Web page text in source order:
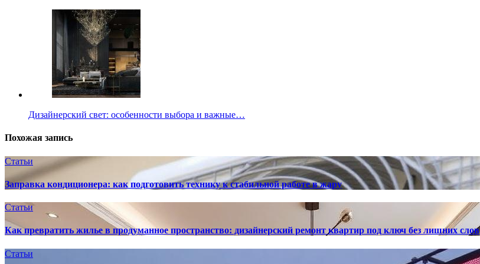
Дизайнерский свет: особенности выбора и важные…
Похожая запись
Статьи
Заправка кондиционера: как подготовить технику к стабильной работе в жару
Статьи
Как превратить жилье в продуманное пространство: дизайнерский ремонт квартир под ключ без лишних слов
Статьи